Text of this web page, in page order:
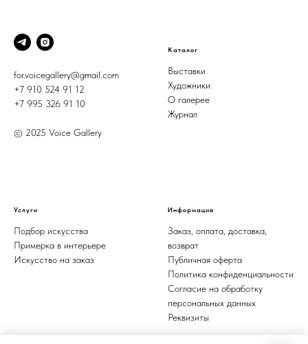
for.voicegallery@gmail.com
+7 910 524 91 12
+7 995 326 91 10
© 2025 Voice Gallery
Каталог
Выставки
Художники
О галерее
Журнал
Услуги
Подбор искусства
Примерка в интерьере
Искусство на заказ
Информация
Заказ, оплата, доставка,
возврат
Публичная оферта
Политика конфиденциальности
Согласие на обработку
персональных данных
Реквизиты